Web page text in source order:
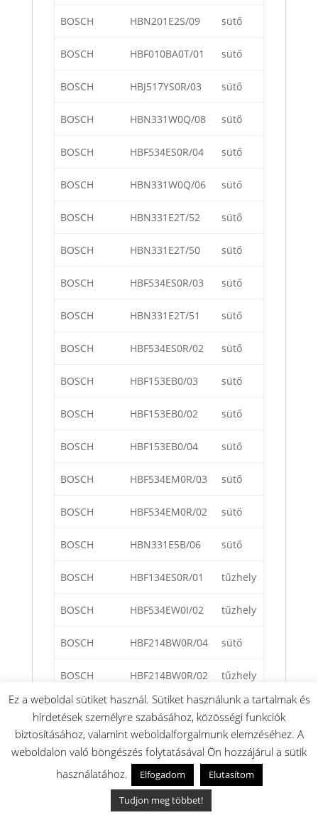
BOSCH HBN201E2S/09 sütő
BOSCH HBF010BA0T/01 sütő
BOSCH HBJ517YS0R/03 sütő
BOSCH HBN331W0Q/08 sütő
BOSCH HBF534ES0R/04 sütő
BOSCH HBN331W0Q/06 sütő
BOSCH HBN331E2T/52 sütő
BOSCH HBN331E2T/50 sütő
BOSCH HBF534ES0R/03 sütő
BOSCH HBN331E2T/51 sütő
BOSCH HBF534ES0R/02 sütő
BOSCH HBF153EB0/03 sütő
BOSCH HBF153EB0/02 sütő
BOSCH HBF153EB0/04 sütő
BOSCH HBF534EM0R/03 sütő
BOSCH HBF534EM0R/02 sütő
BOSCH HBN331E5B/06 sütő
BOSCH HBF134ES0R/01 tűzhely
BOSCH HBF534EW0I/02 tűzhely
BOSCH HBF214BW0R/04 sütő
BOSCH HBF214BW0R/02 tűzhely
BOSCH HHF113BA0B/04 tűzhely
BOSCH HBF214BW0R/03 tűzhely
BOSCH HHF113BA0B/03 tűzhely
HLS79Y350U/02
Ez a weboldal sütiket használ. Sütiket használunk a tartalmak és
hirdetések személyre szabásához, közösségi funkciók
biztosításához, valamint weboldalforgalmunk elemzéséhez. A
weboldalon való böngészés folytatásával Ön hozzájárul a sütik
használatához.
Elfogadom
Elutasítom
Tudjon meg többet!